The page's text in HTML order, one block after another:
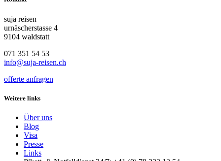
suja reisen
urnäscherstasse 4
9104 waldstatt
071 351 54 53
info@suja-reisen.ch
offerte anfragen
Weitere links
Über uns
Blog
Visa
Presse
Links